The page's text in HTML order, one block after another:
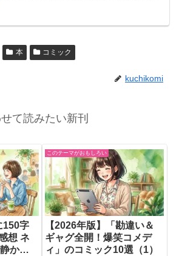
本 コミック
kuchikomi
て読みたい新刊
150字
想 ネ
かな
このテーマがおもしろい
【2026年版】「勘違い＆
ギャグ全開！爆笑コメデ
ィ」のコミック10選（1）